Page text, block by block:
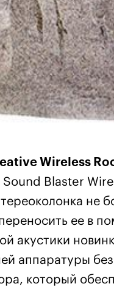
Wireless
Sound Blaster
не
ее в
акустики
аппаратуры
который